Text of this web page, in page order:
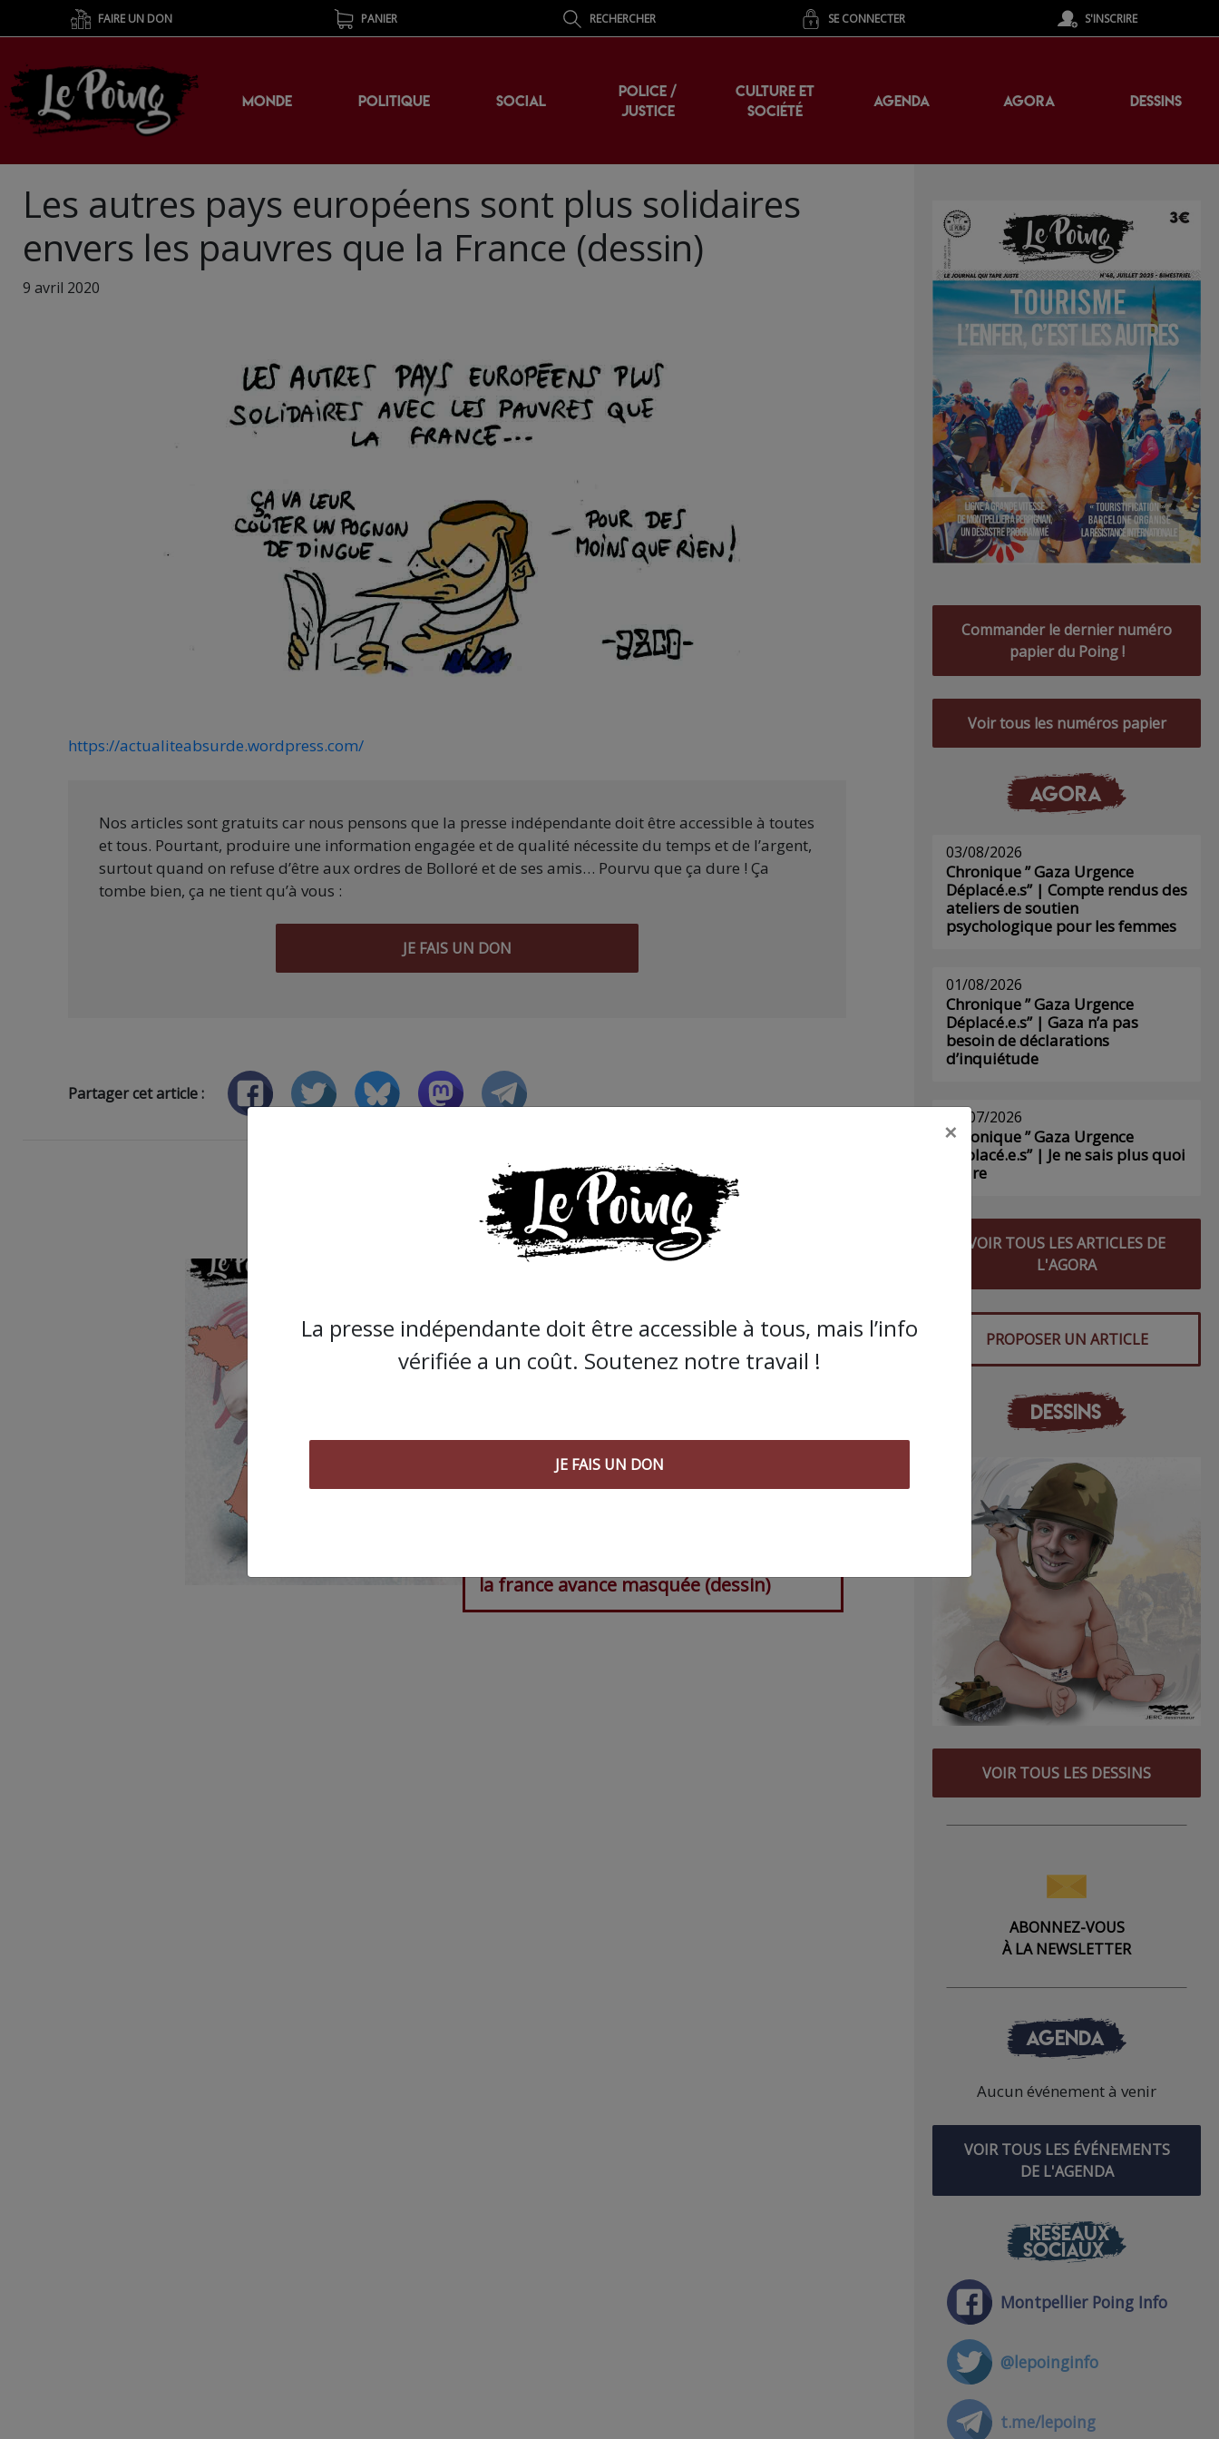
FAIRE UN DON PANIER RECHERCHER SE CONNECTER S'INSCRIRE
MONDE POLITIQUE SOCIAL
POLICE /
JUSTICE
CULTURE ET
SOCIÉTÉ
AGENDA AGORA DESSINS
Les autres pays européens sont plus solidaires
envers les pauvres que la France (dessin)
9 avril 2020
https://actualiteabsurde.wordpress.com/
Nos articles sont gratuits car nous pensons que la presse indépendante doit être accessible à toutes
et tous. Pourtant, produire une information engagée et de qualité nécessite du temps et de l’argent,
surtout quand on refuse d’être aux ordres de Bolloré et de ses amis… Pourvu que ça dure ! Ça
tombe bien, ça ne tient qu’à vous :
JE FAIS UN DON
Partager cet article :
ARTICLE AGORA SUIVANT :
la france avance masquée (dessin)
Commander le dernier numéro
papier du Poing !
Voir tous les numéros papier
AGORA
03/08/2026
Chronique ” Gaza Urgence
Déplacé.e.s” | Compte rendus des
ateliers de soutien
psychologique pour les femmes
01/08/2026
Chronique ” Gaza Urgence
Déplacé.e.s” | Gaza n’a pas
besoin de déclarations
d’inquiétude
29/07/2026
Chronique ” Gaza Urgence
Déplacé.e.s” | Je ne sais plus quoi
écrire
VOIR TOUS LES ARTICLES DE
L'AGORA
PROPOSER UN ARTICLE
DESSINS
VOIR TOUS LES DESSINS
ABONNEZ-VOUS
À LA NEWSLETTER
AGENDA
Aucun événement à venir
VOIR TOUS LES ÉVÉNEMENTS
DE L'AGENDA
RÉSEAUX
SOCIAUX
Montpellier Poing Info
@lepoinginfo
t.me/lepoing
×
La presse indépendante doit être accessible à tous, mais l’info
vérifiée a un coût. Soutenez notre travail !
JE FAIS UN DON